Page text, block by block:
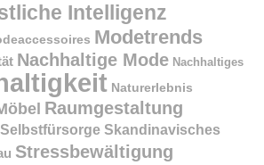
Intelligenz
Modetrends
Nachhaltige Mode Nachhaltiges
Naturerlebnis
Raumgestaltung
Selbstfürsorge Skandinavisches
Stressbewältigung